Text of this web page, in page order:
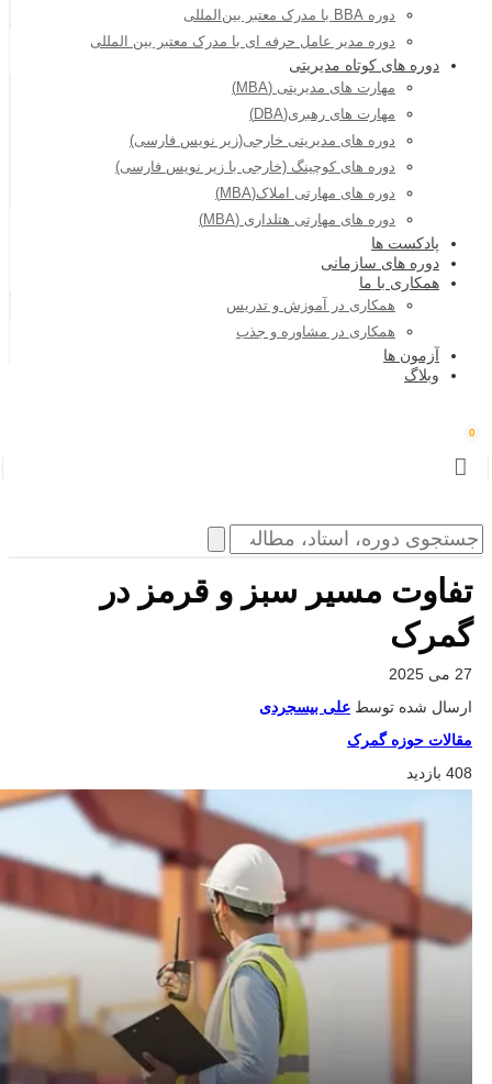
دوره BBA با مدرک معتبر بین‌المللی
دوره مدیر عامل حرفه ای با مدرک معتبر بین المللی
دوره های کوتاه مدیریتی
مهارت های مدیریتی (MBA)
مهارت های رهبری(DBA)
دوره های مدیریتی خارجی(زیر نویس فارسی)
دوره های کوچینگ (خارجی با زیر نویس فارسی)
دوره های مهارتی املاک(MBA)
دوره های مهارتی هتلداری (MBA)
پادکست ها
دوره های سازمانی
همکاری با ما
همکاری در آموزش و تدریس
همکاری در مشاوره و جذب
آزمون ها
وبلاگ
0
تفاوت مسیر سبز و قرمز در
گمرک
27 می 2025
ارسال شده توسط علی بیسجردی
مقالات حوزه گمرک
408 بازدید